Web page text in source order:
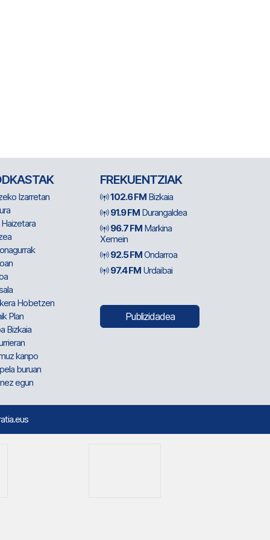
Izarretan
Hobetzen
Plan
Bizkaia
kanpo
buruan
egun
FREKUENTZIAK
102.6 FM Bizkaia
91.9 FM Durangaldea
96.7 FM Markina
Xemein
92.5 FMOndarroa
97.4 FM Urdaibai
Publizidadea